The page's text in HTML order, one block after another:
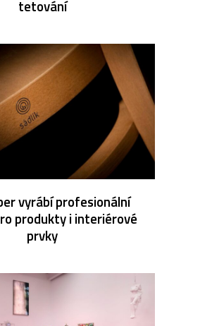
tetování
vyrábí profesionální
produkty i interiérové
prvky